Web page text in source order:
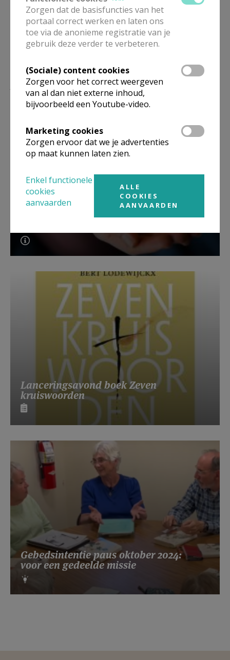
Lees meer
Lanceringsavond boek Zeven
kruiswoorden
Gebedsintentie paus oktober 2024:
voor een gedeelde missie
Zorgen dat de basisfuncties van het
portaal correct werken en laten ons
toe via de anonieme registratie van je
gebruik deze verder te verbeteren.
(Sociale) content cookies
Zorgen voor het correct weergeven
van al dan niet externe inhoud,
bijvoorbeeld een Youtube-video.
Marketing cookies
Zorgen ervoor dat we je advertenties
op maat kunnen laten zien.
Enkel functionele
cookies
aanvaarden
ALLE
COOKIES
AANVAARDEN